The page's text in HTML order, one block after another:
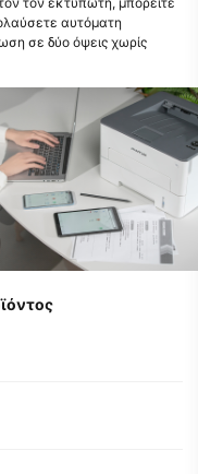
αυτόματη
σε δύο όψεις χωρίς